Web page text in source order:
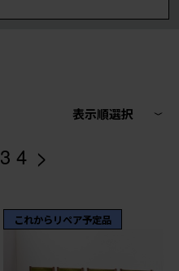
表示順選択
3 4 >
これからリペア予定品